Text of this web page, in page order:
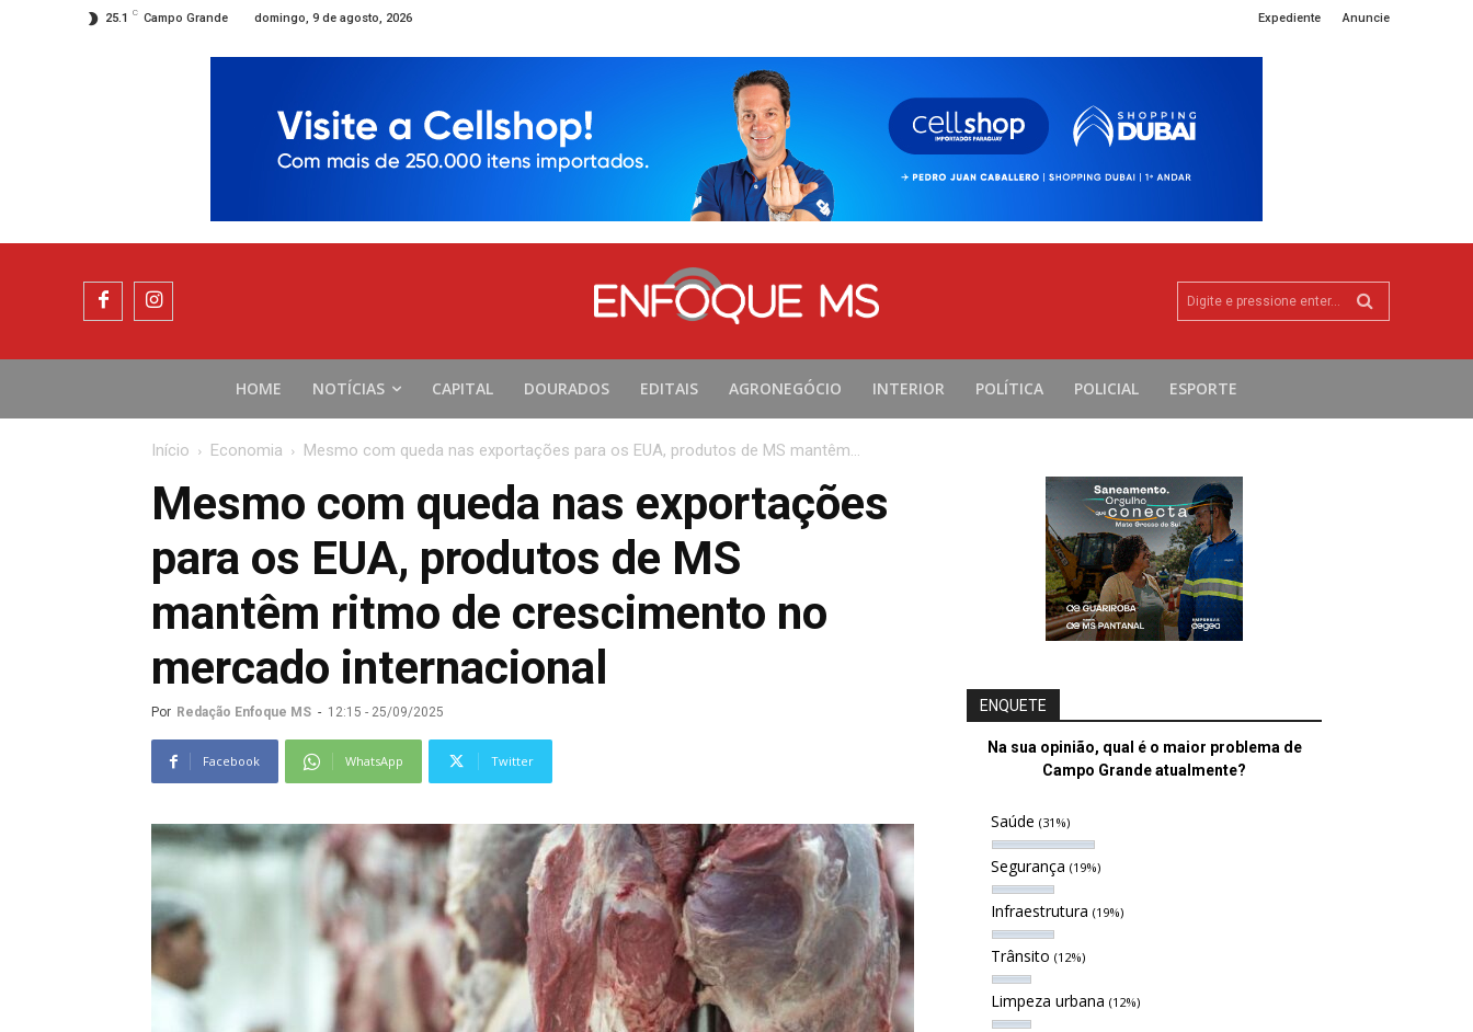
25.1 C Campo Grande domingo, 9 de agosto, 2026 Expediente Anuncie
Digite e pressione enter...
HOME NOTÍCIAS CAPITAL DOURADOS EDITAIS AGRONEGÓCIO INTERIOR POLÍTICA POLICIAL ESPORTE
Início Economia Mesmo com queda nas exportações para os EUA, produtos de MS mantêm...
Mesmo com queda nas exportações
para os EUA, produtos de MS
mantêm ritmo de crescimento no
mercado internacional
Por Redação Enfoque MS - 12:15 - 25/09/2025
Facebook WhatsApp Twitter
ENQUETE
Na sua opinião, qual é o maior problema de
Campo Grande atualmente?
Saúde (31%)
Segurança (19%)
Infraestrutura (19%)
Trânsito (12%)
Limpeza urbana (12%)